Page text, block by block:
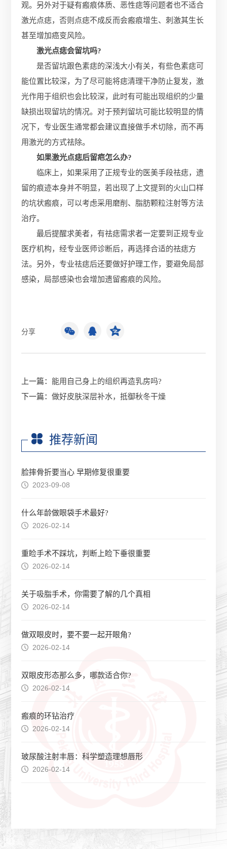
观。另外对于疑有瘢痕体质、恶性痣等问题者也不适合
激光点痣，否则点痣不成反而会瘢痕增生、刺激其生长
甚至增加癌变风险。
激光点痣会留坑吗?
是否留坑跟色素痣的深浅大小有关，有些色素痣可
能位置比较深，为了尽可能将痣清理干净防止复发，激
光作用于组织也会比较深，此时有可能出现组织的少量
缺损出现留坑的情况。对于预判留坑可能比较明显的情
况下，专业医生通常都会建议直接做手术切除，而不再
用激光的方式祛除。
如果激光点痣后留疤怎么办?
临床上，如果采用了正规专业的医美手段祛痣，遗
留的痕迹本身并不明显，若出现了上文提到的火山口样
的坑状瘢痕，可以考虑采用磨削、脂肪颗粒注射等方法
治疗。
最后提醒求美者，有祛痣需求者一定要到正规专业
医疗机构，经专业医师诊断后，再选择合适的祛痣方
法。另外，专业祛痣后还要做好护理工作，要避免局部
感染，局部感染也会增加遗留瘢痕的风险。
分享
上一篇： 能用自己身上的组织再造乳房吗?
下一篇：做好皮肤深层补水，抵御秋冬干燥
推荐新闻
脸摔骨折要当心 早期修复很重要
2023-09-08
什么年龄做眼袋手术最好?
2026-02-14
重睑手术不踩坑，判断上睑下垂很重要
2026-02-14
关于吸脂手术，你需要了解的几个真相
2026-02-14
做双眼皮时，要不要一起开眼角?
2026-02-14
双眼皮形态那么多，哪款适合你?
2026-02-14
瘢痕的环钻治疗
2026-02-14
玻尿酸注射丰唇：科学塑造理想唇形
2026-02-14